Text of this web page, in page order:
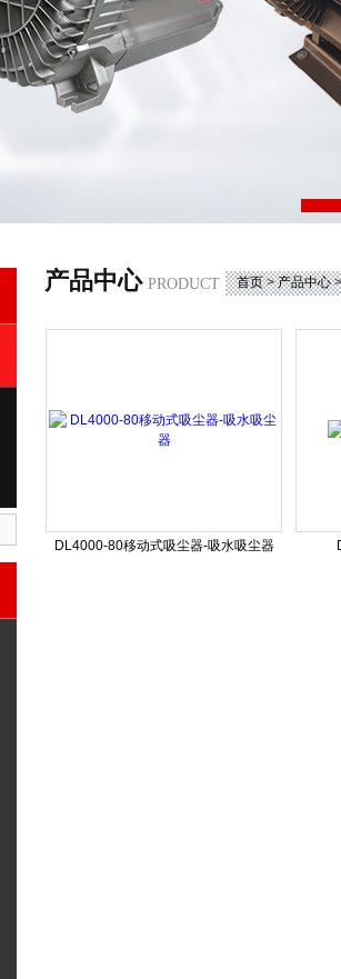
产品中心 PRODUCT 首页>产品中心
DL4000-80移动式吸尘器-吸水吸尘器